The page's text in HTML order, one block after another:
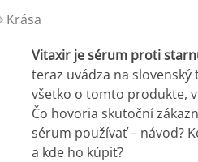
Krása
Vitaxir je sérum proti
teraz uvádza na
všetko o tomto produkte,
Čo hovoria skutoční
sérum používať – návod?
a kde ho kúpiť?